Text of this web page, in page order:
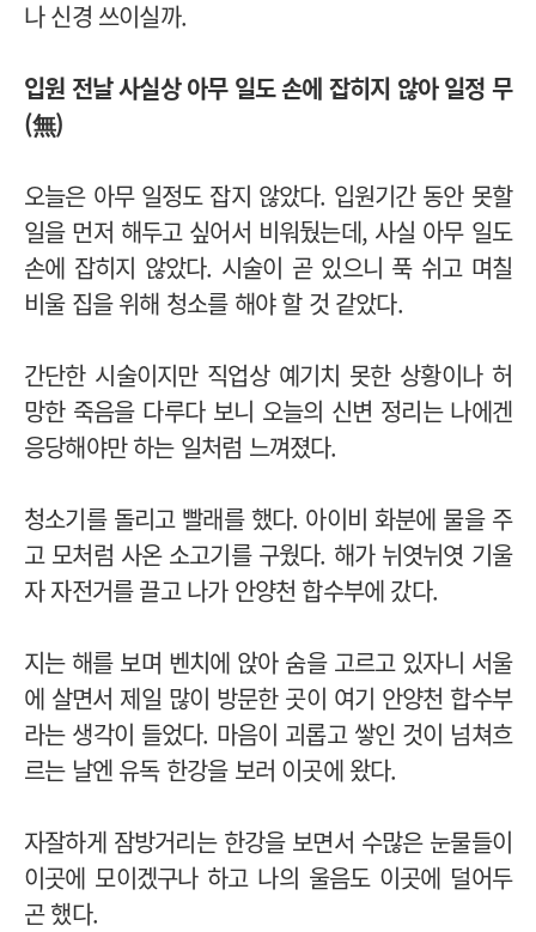
나 신경 쓰이실까.
입원 전날 사실상 아무 일도 손에 잡히지 않아 일정 무
(無)
오늘은 아무 일정도 잡지 않았다. 입원기간 동안 못할
일을 먼저 해두고 싶어서 비워뒀는데, 사실 아무 일도
손에 잡히지 않았다. 시술이 곧 있으니 푹 쉬고 며칠
비울 집을 위해 청소를 해야 할 것 같았다.
간단한 시술이지만 직업상 예기치 못한 상황이나 허
망한 죽음을 다루다 보니 오늘의 신변 정리는 나에겐
응당해야만 하는 일처럼 느껴졌다.
청소기를 돌리고 빨래를 했다. 아이비 화분에 물을 주
고 모처럼 사온 소고기를 구웠다. 해가 뉘엿뉘엿 기울
자 자전거를 끌고 나가 안양천 합수부에 갔다.
지는 해를 보며 벤치에 앉아 숨을 고르고 있자니 서울
에 살면서 제일 많이 방문한 곳이 여기 안양천 합수부
라는 생각이 들었다. 마음이 괴롭고 쌓인 것이 넘쳐흐
르는 날엔 유독 한강을 보러 이곳에 왔다.
자잘하게 잠방거리는 한강을 보면서 수많은 눈물들이
이곳에 모이겠구나 하고 나의 울음도 이곳에 덜어두
곤 했다.